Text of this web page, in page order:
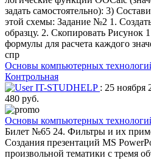
задать самостоятельно): 3)
этой схемы: Задание №2 1.
образцу. 2. Скопировать Рисунок
формулы для расчета каждого
спр
Основы компьютерных
Контрольная
IT-STUDHELP : 25 ноября
480 руб.
Основы компьютерных
Билет №65 24. Фильтры и их
Создания презентаций MS
произвольной тематики с тремя